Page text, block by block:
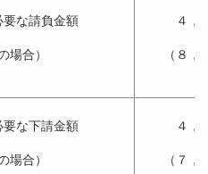
な請負金額
場合）
４，
（８
な下請金額
場合）
４，
（７